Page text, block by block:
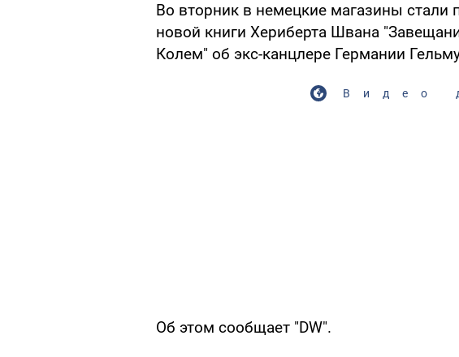
Во вторник в немецкие магазины стали
новой книги Хериберта Швана
Колем" об экс-канцлере Германии
Видео
Об этом сообщает "DW".